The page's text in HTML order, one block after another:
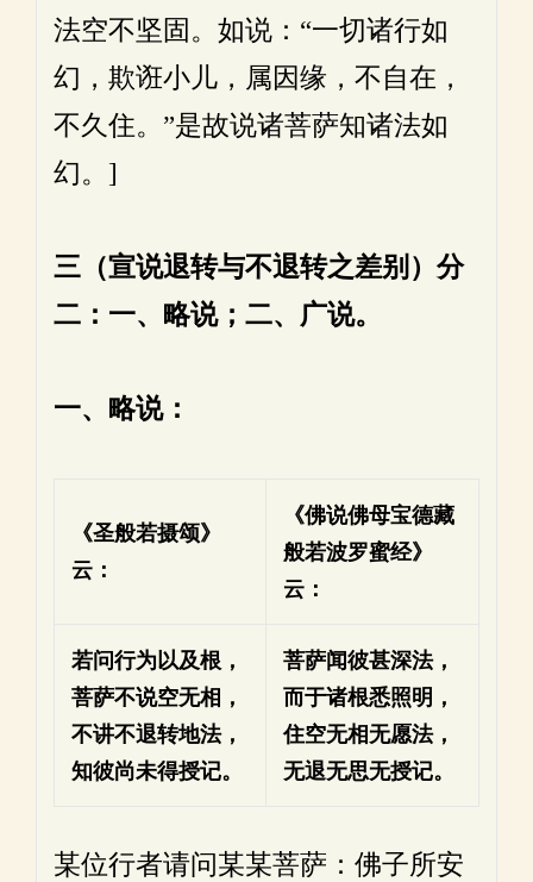
法空不坚固。如说：“一切诸行如
幻，欺诳小儿，属因缘，不自在，
不久住。”是故说诸菩萨知诸法如
幻。]
三（宣说退转与不退转之差别）分
二：一、略说；二、广说。
一、略说：
《圣般若摄颂》
云：
《佛说佛母宝德藏
般若波罗蜜经》
云：
若问行为以及根，
菩萨不说空无相，
不讲不退转地法，
知彼尚未得授记。
菩萨闻彼甚深法，
而于诸根悉照明，
住空无相无愿法，
无退无思无授记。
某位行者请问某某菩萨：佛子所安